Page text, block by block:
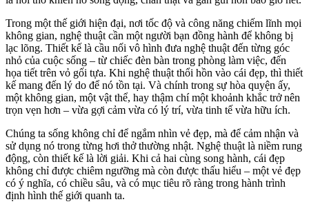
Trong một thế giới hiện đại, nơi tốc độ và công năng chiếm lĩnh mọi
không gian, nghệ thuật cần một người bạn đồng hành để không bị
lạc lõng. Thiết kế là cầu nối vô hình đưa nghệ thuật đến từng góc
nhỏ của cuộc sống – từ chiếc đèn bàn trong phòng làm việc, đến
họa tiết trên vỏ gối tựa. Khi nghệ thuật thổi hồn vào cái đẹp, thì thiết
kế mang đến lý do để nó tồn tại. Và chính trong sự hòa quyện ấy,
một không gian, một vật thể, hay thậm chí một khoảnh khắc trở nên
trọn vẹn hơn – vừa gợi cảm vừa có lý trí, vừa tinh tế vừa hữu ích.
Chúng ta sống không chỉ để ngắm nhìn vẻ đẹp, mà để cảm nhận và
sử dụng nó trong từng hơi thở thường nhật. Nghệ thuật là niềm rung
động, còn thiết kế là lời giải. Khi cả hai cùng song hành, cái đẹp
không chỉ được chiêm ngưỡng mà còn được thấu hiểu – một vẻ đẹp
có ý nghĩa, có chiều sâu, và có mục tiêu rõ ràng trong hành trình
định hình thế giới quanh ta.